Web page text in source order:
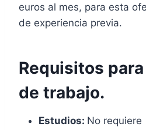
euros al mes, para esta
de experiencia previa.
Requisitos
de trabajo.
Estudios: No requiere